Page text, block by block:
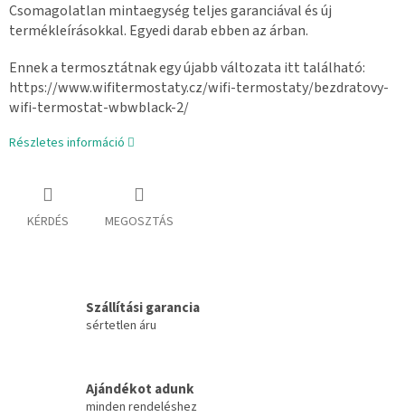
Csomagolatlan mintaegység teljes garanciával és új
termékleírásokkal. Egyedi darab ebben az árban.
Ennek a termosztátnak egy újabb változata itt található:
https://www.wifitermostaty.cz/wifi-termostaty/bezdratovy-
wifi-termostat-wbwblack-2/
Részletes információ
KÉRDÉS MEGOSZTÁS
Szállítási garancia
sértetlen áru
Ajándékot adunk
minden rendeléshez